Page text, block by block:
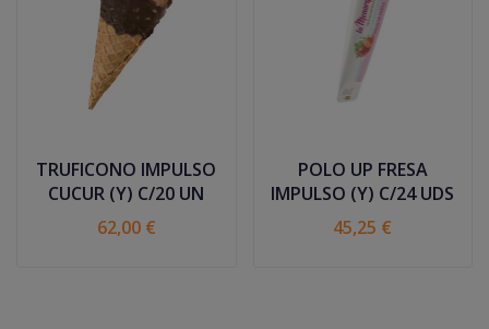
TRUFICONO IMPULSO
CUCUR (Y) C/20 UN
62,00 €
POLO UP FRESA
IMPULSO (Y) C/24 UDS
45,25 €